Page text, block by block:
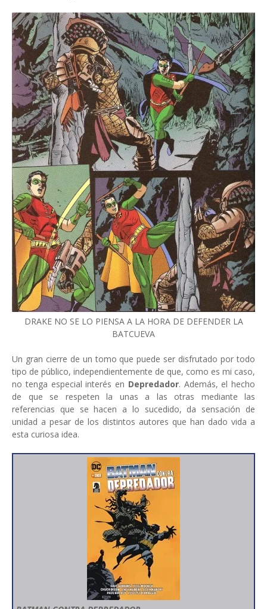
DRAKE NO SE LO PIENSA A LA HORA DE DEFENDER LA
BATCUEVA
Un gran cierre de un tomo que puede ser disfrutado por todo
tipo de público, independientemente de que, como es mi caso,
no tenga especial interés en Depredador. Además, el hecho
de que se respeten la unas a las otras mediante las
referencias que se hacen a lo sucedido, da sensación de
unidad a pesar de los distintos autores que han dado vida a
esta curiosa idea.